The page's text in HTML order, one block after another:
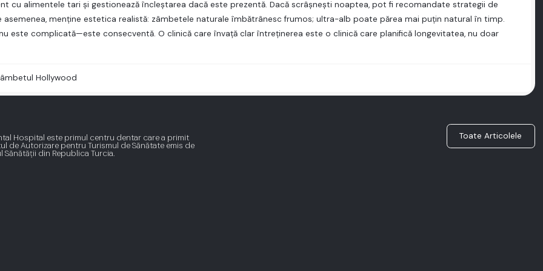
cu alimentele tari şi gestionează încleştarea dacă este prezentă. Dacă scrâşneşti noaptea, pot fi recomandate strategii de
asemenea, menţine estetica realistă: zâmbetele naturale îmbătrânesc frumos; ultra-alb poate părea mai puţin natural în timp.
este complicată—este consecventă. O clinică care învaţă clar întreţinerea este o clinică care planifică longevitatea, nu doar
Hollywood
Hospital este primul centru dentar care a primit
de Autorizare pentru Turismul de Sănătate emis de
Sănătății din Republica Turcia.
Toate Articolele